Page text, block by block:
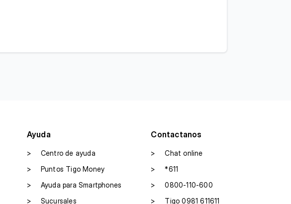
Ayuda
>
Centro de ayuda
>
Puntos Tigo Money
>
Ayuda para Smartphones
>
Sucursales
Contactanos
>
Chat online
>
*611
>
0800-110-600
>
Tigo 0981 611611